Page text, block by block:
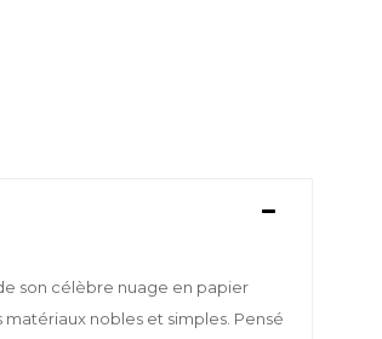
son célèbre nuage en papier
nobles et simples. Pensé